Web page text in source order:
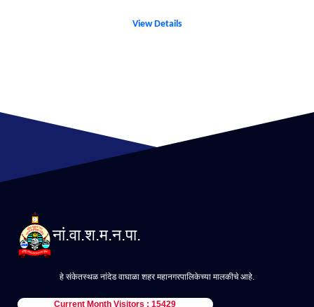
View Details
नां.वा.श.म.न.पा.
हे संकेतस्थळ नांदेड वाघाळा शहर महानगरपालिकेच्या मालकीचे आहे.
Current Month Visitors : 15429